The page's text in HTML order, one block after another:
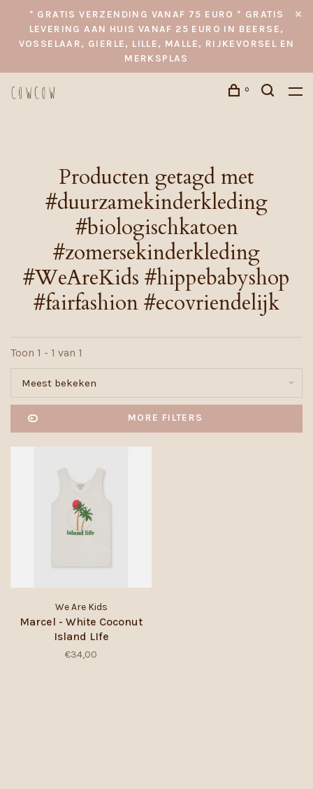
* GRATIS VERZENDING VANAF 75 EURO * GRATIS
LEVERING AAN HUIS VANAF 25 EURO IN BEERSE,
VOSSELAAR, GIERLE, LILLE, MALLE, RIJKEVORSEL EN
MERKSPLAS
0
Producten getagd met
#duurzamekinderkleding
#biologischkatoen
#zomersekinderkleding
#WeAreKids #hippebabyshop
#fairfashion #ecovriendelijk
Toon 1 - 1 van 1
Meest bekeken
MORE FILTERS
We Are Kids
Marcel - White Coconut
Island LIfe
€34,00